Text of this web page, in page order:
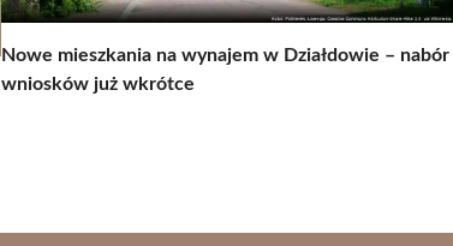
Nowe mieszkania na wynajem w Działdowie – nabór
wniosków już wkrótce